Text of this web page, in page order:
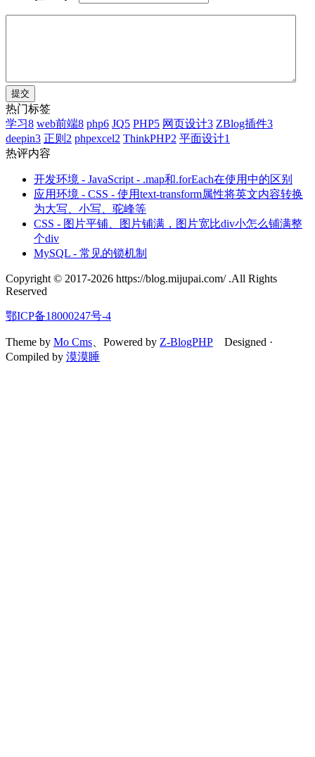
热门标签
学习8 web前端8 php6 JQ5 PHP5 网页设计3 ZBlog插件3
deepin3 正则 2 phpexcel2 ThinkPHP2 平面设计1
热评内容
开发环境 - JavaScript - .map和.forEach在使用中的区别
应用环境 - CSS - 使用text-transform属性将英文内容转换
为大写、小写、驼峰等
CSS - 图片平铺、图片铺满，图片宽比div小怎么铺满整
个div
MySQL - 常见的锁机制
Copyright © 2017-2026 https://blog.mijupai.com/ .All Rights
Reserved
鄂ICP备18000247号-4
Theme by Mo Cms 、Powered by Z-BlogPHP Designed ·
Compiled by 漠漠睡